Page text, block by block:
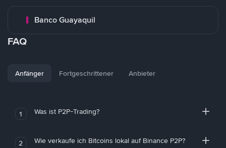
Banco Guayaquil
FAQ
Anfänger Fortgeschrittener Anbieter
1 Was ist P2P-Trading?
2 Wie verkaufe ich Bitcoins lokal auf Binance P2P?